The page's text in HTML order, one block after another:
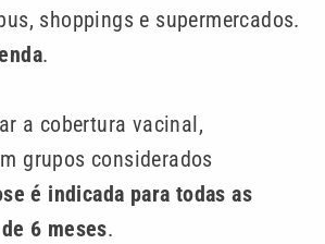
shoppings e supermercados.
.
a cobertura vacinal,
grupos considerados
é indicada para todas as
6 meses.